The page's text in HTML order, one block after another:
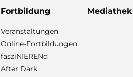
Fortbildung
Veranstaltungen
Online-Fortbildungen
fasziNIERENd
After Dark
Mediathek